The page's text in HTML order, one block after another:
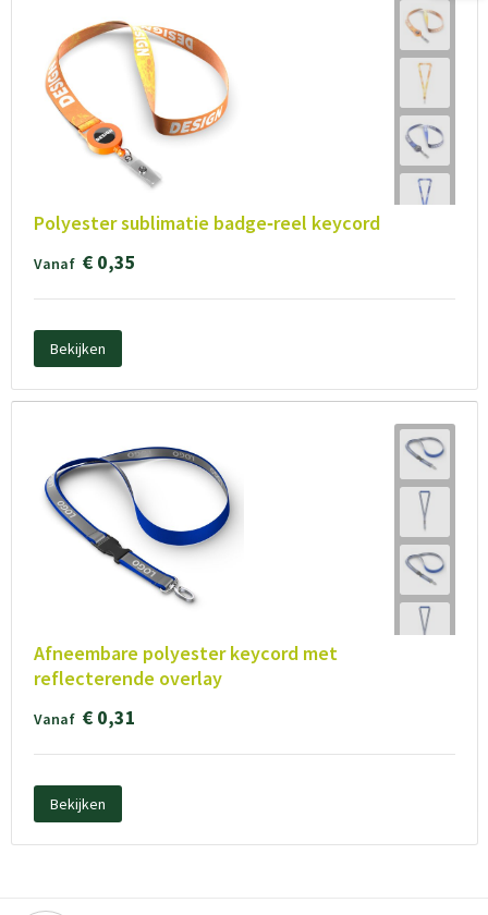
Polyester sublimatie badge‑reel keycord
Vanaf € 0,35
Bekijken
Afneembare polyester keycord met
reflecterende overlay
Vanaf € 0,31
Bekijken